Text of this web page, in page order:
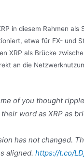
in diesem Rahmen als
etwa für FX- und
XRP als Brücke
an die
of you thought
word as XRP as
has not changed.
aligned.https://t.co/